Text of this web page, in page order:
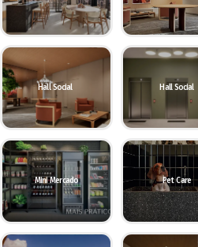
Hall Social Hall Social
Mini Mercado Pet Care